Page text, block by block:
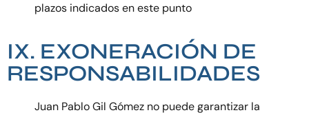
plazos indicados en este punto
IX. EXONERACIÓN DE
RESPONSABILIDADES
Juan Pablo Gil Gómez no puede garantizar la